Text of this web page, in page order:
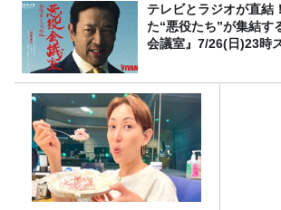
テレビとラジオが直結
た“悪役たち”が集結す
会議室』7/26(日)23時